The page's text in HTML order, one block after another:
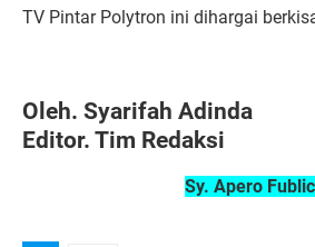
TV Pintar Polytron ini dihargai
Oleh. Syarifah Adinda
Editor. Tim Redaksi
Sy. Apero Fublic